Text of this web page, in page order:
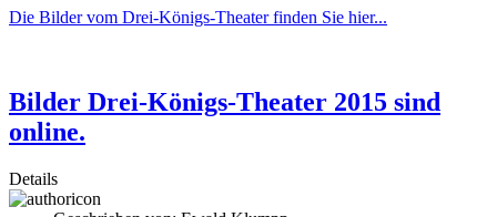
Die Bilder vom Drei-Königs-Theater finden Sie hier...
Bilder Drei-Königs-Theater 2015 sind
online.
Details